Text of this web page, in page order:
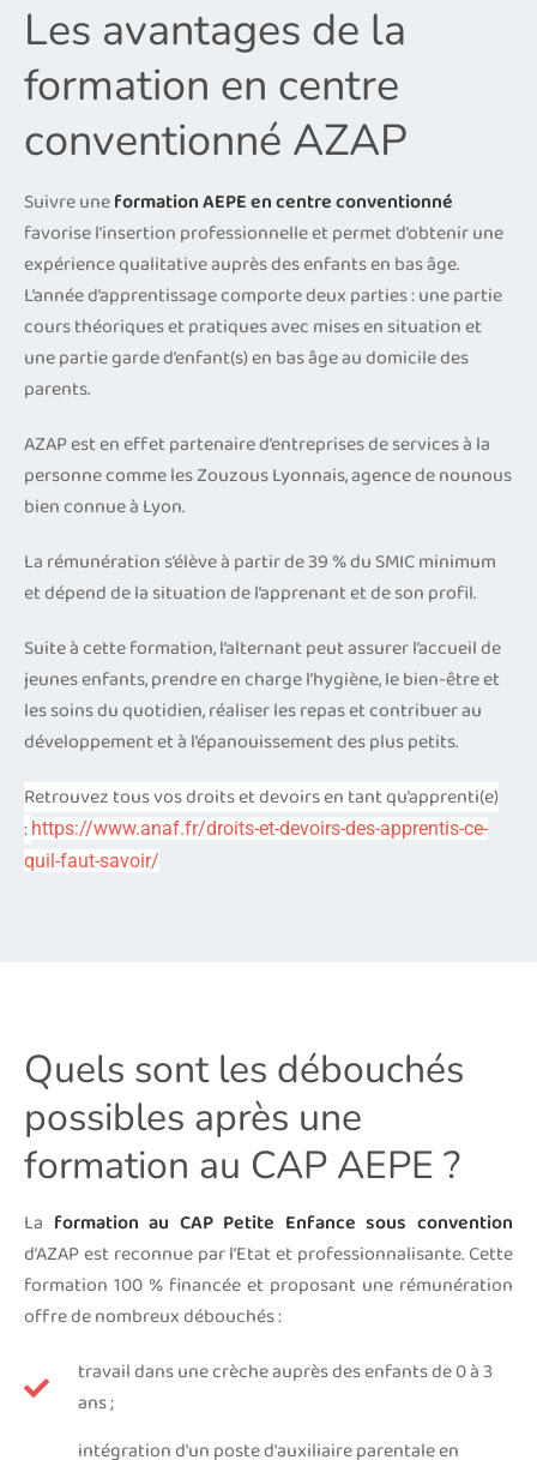
Les avantages de la
formation en centre
conventionné AZAP
Suivre uneformation AEPE en centre conventionné
favorise l’insertion professionnelle et permet d’obtenir une
expérience qualitative auprès des enfants en bas âge.
L’année d’apprentissage comporte deux parties : une partie
cours théoriques et pratiques avec mises en situation et
une partie garde d’enfant(s) en bas âge au domicile des
parents.
AZAP est en effet partenaire d’entreprises de services à la
personne comme les Zouzous Lyonnais, agence de nounous
bien connue à Lyon.
La rémunération s’élève à partir de 39 % du SMIC minimum
et dépend de la situation de l’apprenant et de son profil.
Suite à cette formation, l’alternant peut assurer l’accueil de
jeunes enfants, prendre en charge l’hygiène, le bien-être et
les soins du quotidien, réaliser les repas et contribuer au
développement et à l’épanouissement des plus petits.
Retrouvez tous vos droits et devoirs en tant qu’apprenti(e)
: https://www.anaf.fr/droits-et-devoirs-des-apprentis-ce-
quil-faut-savoir/
Quels sont les débouchés
possibles après une
formation au CAP AEPE ?
La formation au CAP Petite Enfance sous convention
d’AZAP est reconnue par l’Etat et professionnalisante. Cette
formation 100 % financée et proposant une rémunération
offre de nombreux débouchés :
travail dans une crèche auprès des enfants de 0 à 3
ans ;
intégration d'un poste d'auxiliaire parentale en